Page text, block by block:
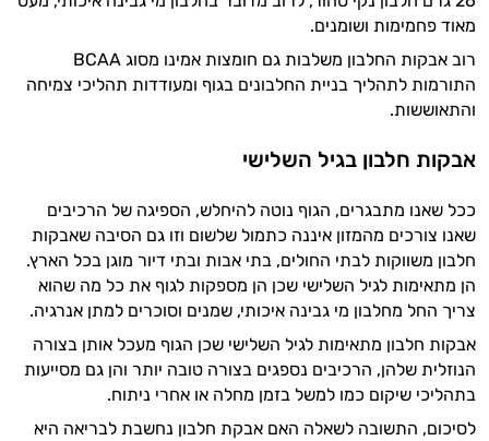
מאוד פחמימות ושומנים.
רוב אבקות החלבון משלבות גם חומצות אמינו מסוג BCAA
התורמות לתהליך בניית החלבונים בגוף ומעודדות תהליכי צמיחה
והתאוששות.
אבקות חלבון בגיל השלישי
ככל שאנו מתבגרים, הגוף נוטה להיחלש, הספיגה של הרכיבים
שאנו צורכים מהמזון איננה כתמול שלשום וזו גם הסיבה שאבקות
חלבון משווקות לבתי החולים, בתי אבות ובתי דיור מוגן בכל הארץ.
הן מתאימות לגיל השלישי שכן הן מספקות לגוף את כל מה שהוא
צריך החל מחלבון מי גבינה איכותי, שמנים וסוכרים למתן אנרגיה.
אבקות חלבון מתאימות לגיל השלישי שכן הגוף מעכל אותן בצורה
הנוזלית שלהן, הרכיבים נספגים בצורה טובה יותר והן גם מסייעות
בתהליכי שיקום כמו למשל בזמן מחלה או אחרי ניתוח.
לסיכום, התשובה לשאלה האם אבקת חלבון נחשבת לבריאה היא
היי,
התשובות שלי מבוססות על מאגרי מידע קליניים
וספרות מקצועית בתחומי הרפואה הטבעית
התזונה ומוצרי הבריאות המדויקים למטרות
ולמצב הגופני שלך, ולהסביר לך אילו רכיבים
עובדים יחד כדי למקסם תוצאות גם בחיי היום
יום וגם בתחום הכושר והספורט.
אישיות מבוססות מדעית.
זה הזמן להתחיל. איך אוכל לעזור?